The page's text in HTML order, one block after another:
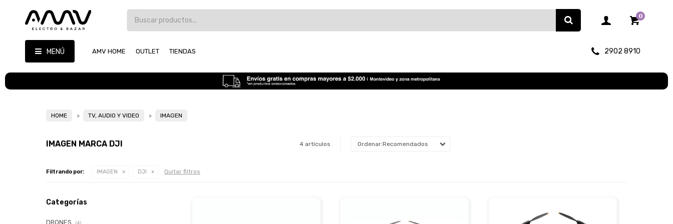
MENÚ AMV HOME OUTLET TIENDAS 2902 8910
0
HOME TV, AUDIO Y VIDEO IMAGEN
IMAGEN MARCA DJI 4 artículos Recomendados
Filtrando por: IMAGEN DJI Quitar filtros
Categorías
DRONES